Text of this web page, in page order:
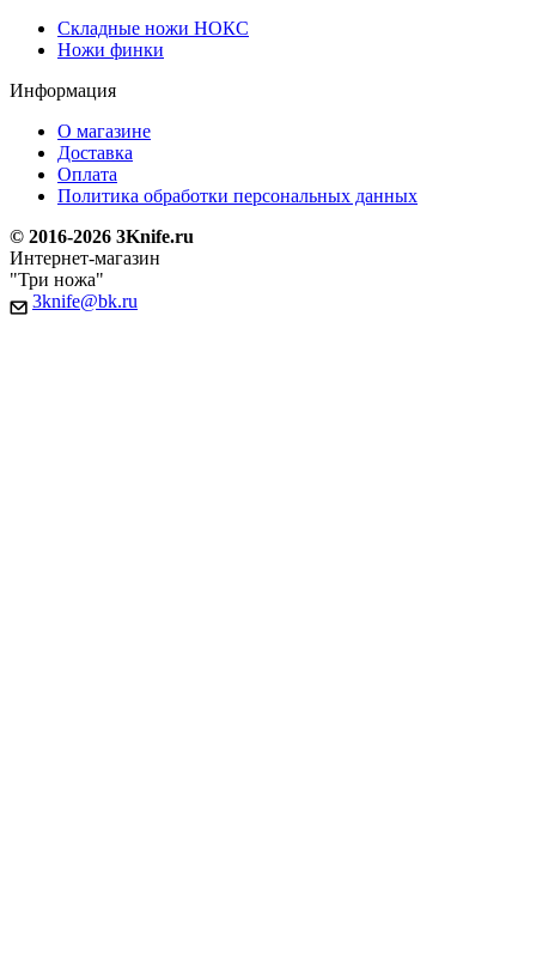
Складные ножи НОКС
Ножи финки
Информация
О магазине
Доставка
Оплата
Политика обработки персональных данных
© 2016-2026 3Knife.ru
Интернет-магазин
"Три ножа"
3knife@bk.ru